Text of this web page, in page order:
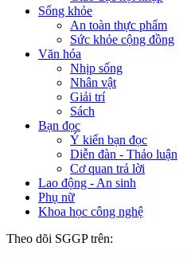
Sống khỏe
An toàn thực phẩm
Sức khỏe cộng đồng
Văn hóa
Nhịp sống
Nhân vật
Giải trí
Sách
Bạn đọc
Ý kiến bạn đọc
Diễn đàn - Thảo luận
Cơ quan trả lời
Lao động - An sinh
Phụ nữ
Khoa học công nghệ
Theo dõi SGGP trên: